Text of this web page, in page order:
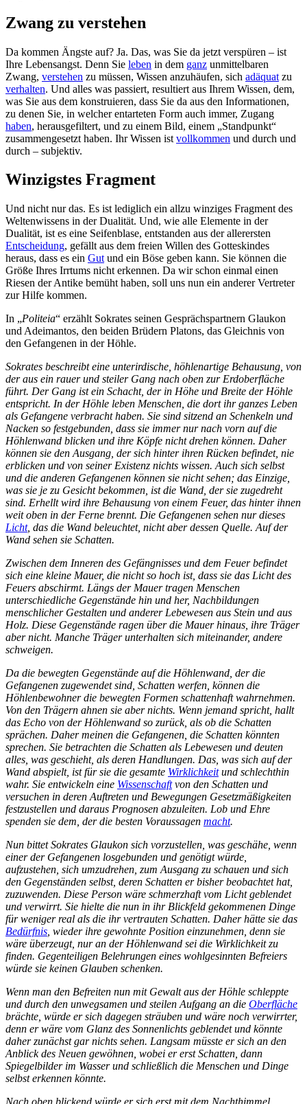
Zwang zu verstehen
Da kommen Ängste auf? Ja. Das, was Sie da jetzt verspüren – ist
Ihre Lebensangst. Denn Sie leben in dem ganz unmittelbaren
Zwang, verstehen zu müssen, Wissen anzuhäufen, sich adäquat zu
verhalten. Und alles was passiert, resultiert aus Ihrem Wissen, dem,
was Sie aus dem konstruieren, dass Sie da aus den Informationen,
zu denen Sie, in welcher entarteten Form auch immer, Zugang
haben, herausgefiltert, und zu einem Bild, einem „Standpunkt“
zusammengesetzt haben. Ihr Wissen ist vollkommen und durch und
durch – subjektiv.
Winzigstes Fragment
Und nicht nur das. Es ist lediglich ein allzu winziges Fragment des
Weltenwissens in der Dualität. Und, wie alle Elemente in der
Dualität, ist es eine Seifenblase, entstanden aus der allerersten
Entscheidung, gefällt aus dem freien Willen des Gotteskindes
heraus, dass es ein Gut und ein Böse geben kann. Sie können die
Größe Ihres Irrtums nicht erkennen. Da wir schon einmal einen
Riesen der Antike bemüht haben, soll uns nun ein anderer Vertreter
zur Hilfe kommen.
In „Politeia“ erzählt Sokrates seinen Gesprächspartnern Glaukon
und Adeimantos, den beiden Brüdern Platons, das Gleichnis von
den Gefangenen in der Höhle.
Sokrates beschreibt eine unterirdische, höhlenartige Behausung, von
der aus ein rauer und steiler Gang nach oben zur Erdoberfläche
führt. Der Gang ist ein Schacht, der in Höhe und Breite der Höhle
entspricht. In der Höhle leben Menschen, die dort ihr ganzes Leben
als Gefangene verbracht haben. Sie sind sitzend an Schenkeln und
Nacken so festgebunden, dass sie immer nur nach vorn auf die
Höhlenwand blicken und ihre Köpfe nicht drehen können. Daher
können sie den Ausgang, der sich hinter ihren Rücken befindet, nie
erblicken und von seiner Existenz nichts wissen. Auch sich selbst
und die anderen Gefangenen können sie nicht sehen; das Einzige,
was sie je zu Gesicht bekommen, ist die Wand, der sie zugedreht
sind. Erhellt wird ihre Behausung von einem Feuer, das hinter ihnen
weit oben in der Ferne brennt. Die Gefangenen sehen nur dieses
Licht, das die Wand beleuchtet, nicht aber dessen Quelle. Auf der
Wand sehen sie Schatten.
Zwischen dem Inneren des Gefängnisses und dem Feuer befindet
sich eine kleine Mauer, die nicht so hoch ist, dass sie das Licht des
Feuers abschirmt. Längs der Mauer tragen Menschen
unterschiedliche Gegenstände hin und her, Nachbildungen
menschlicher Gestalten und anderer Lebewesen aus Stein und aus
Holz. Diese Gegenstände ragen über die Mauer hinaus, ihre Träger
aber nicht. Manche Träger unterhalten sich miteinander, andere
schweigen.
Da die bewegten Gegenstände auf die Höhlenwand, der die
Gefangenen zugewendet sind, Schatten werfen, können die
Höhlenbewohner die bewegten Formen schattenhaft wahrnehmen.
Von den Trägern ahnen sie aber nichts. Wenn jemand spricht, hallt
das Echo von der Höhlenwand so zurück, als ob die Schatten
sprächen. Daher meinen die Gefangenen, die Schatten könnten
sprechen. Sie betrachten die Schatten als Lebewesen und deuten
alles, was geschieht, als deren Handlungen. Das, was sich auf der
Wand abspielt, ist für sie die gesamte Wirklichkeitund schlechthin
wahr. Sie entwickeln eine Wissenschaftvon den Schatten und
versuchen in deren Auftreten und Bewegungen Gesetzmäßigkeiten
festzustellen und daraus Prognosen abzuleiten. Lob und Ehre
spenden sie dem, der die besten Voraussagen macht.
Nun bittet Sokrates Glaukon sich vorzustellen, was geschähe, wenn
einer der Gefangenen losgebunden und genötigt würde,
aufzustehen, sich umzudrehen, zum Ausgang zu schauen und sich
den Gegenständen selbst, deren Schatten er bisher beobachtet hat,
zuzuwenden. Diese Person wäre schmerzhaft vom Licht geblendet
und verwirrt. Sie hielte die nun in ihr Blickfeld gekommenen Dinge
für weniger real als die ihr vertrauten Schatten. Daher hätte sie das
Bedürfnis , wieder ihre gewohnte Position einzunehmen, denn sie
wäre überzeugt, nur an der Höhlenwand sei die Wirklichkeit zu
finden. Gegenteiligen Belehrungen eines wohlgesinnten Befreiers
würde sie keinen Glauben schenken.
Wenn man den Befreiten nun mit Gewalt aus der Höhle schleppte
und durch den unwegsamen und steilen Aufgang an die Oberfläche
brächte, würde er sich dagegen sträuben und wäre noch verwirrter,
denn er wäre vom Glanz des Sonnenlichts geblendet und könnte
daher zunächst gar nichts sehen. Langsam müsste er sich an den
Anblick des Neuen gewöhnen, wobei er erst Schatten, dann
Spiegelbilder im Wasser und schließlich die Menschen und Dinge
selbst erkennen könnte.